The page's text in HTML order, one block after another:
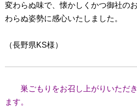
変わらぬ味で、懐かしくかつ御社の
わらぬ姿勢に感心いたしました。
（長野県KS様）
巣ごもりをお召し上がりいただ
ます。